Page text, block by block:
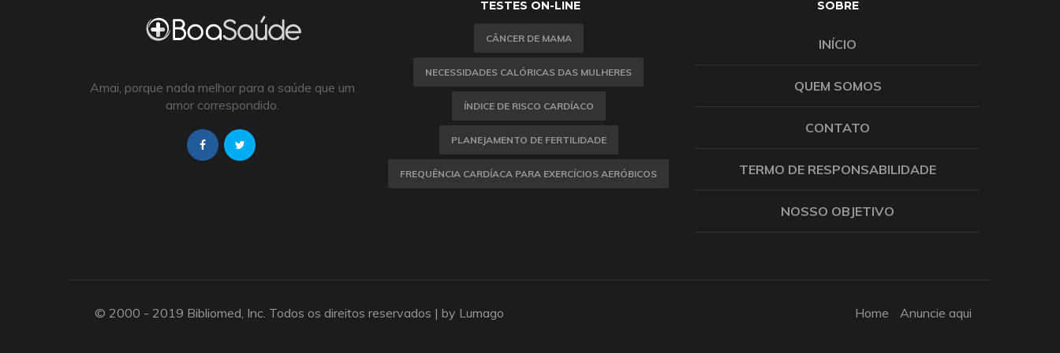
Amai, porque nada melhor para a saúde que um
amor correspondido.
TESTES ON-LINE
CÂNCER DE MAMA
NECESSIDADES CALÓRICAS DAS MULHERES
ÍNDICE DE RISCO CARDÍACO
PLANEJAMENTO DE FERTILIDADE
FREQUÊNCIA CARDÍACA PARA EXERCÍCIOS AERÓBICOS
SOBRE
INÍCIO
QUEM SOMOS
CONTATO
TERMO DE RESPONSABILIDADE
NOSSO OBJETIVO
Home Anuncie aqui
© 2000 - 2019 Bibliomed, Inc. Todos os direitos reservados | by Lumago